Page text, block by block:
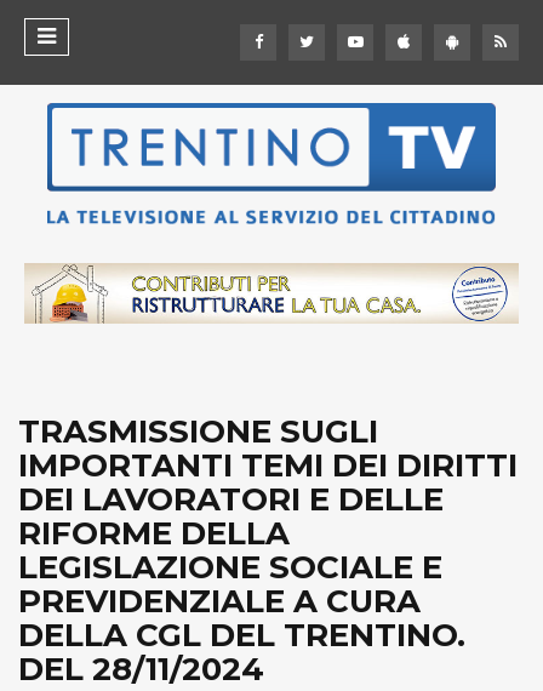
TRASMISSIONE SUGLI
IMPORTANTI TEMI DEI DIRITTI
DEI LAVORATORI E DELLE
RIFORME DELLA
LEGISLAZIONE SOCIALE E
PREVIDENZIALE A CURA
DELLA CGL DEL TRENTINO.
DEL 28/11/2024